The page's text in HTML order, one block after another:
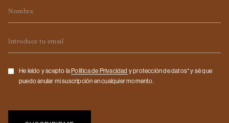
Checkbox
He leído y acepto la Politica de Privacidad y protección de datos* y sé que
puedo anular mi suscripción en cualquier momento.